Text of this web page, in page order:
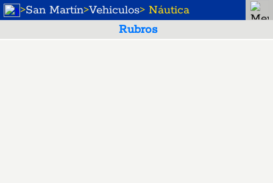
>San Martín>Vehiculos> Náutica
Rubros